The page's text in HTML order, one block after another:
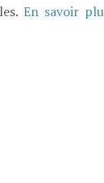
En savoir